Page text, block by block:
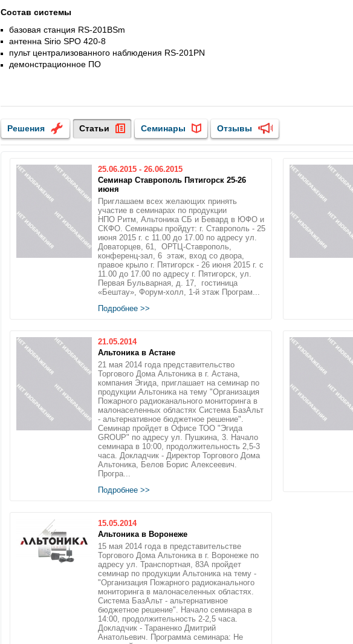
Состав системы
базовая станция RS-201BSm
антенна Sirio SPO 420-8
пульт централизованного наблюдения RS-201PN
демонстрационное ПО
Решения Статьи Семинары Отзывы
25.06.2015 - 26.06.2015
Семинар Ставрополь Пятигорск 25-26
июня
Приглашаем всех желающих принять
участие в семинарах по продукции
НПО Ритм, Альтоника СБ и Бевард в ЮФО и
СКФО. Семинары пройдут: г. Ставрополь - 25
июня 2015 г. с 11.00 до 17.00 по адресу ул.
Доваторцев, 61, ОРТЦ-Ставрополь,
конференц-зал, 6 этаж, вход со двора,
правое крыло г. Пятигорск - 26 июня 2015 г. с
11.00 до 17.00 по адресу г. Пятигорск, ул.
Первая Бульварная, д. 17, гостиница
«Бештау», Форум-холл, 1-й этаж Програм...
Подробнее >>
21.05.2014
Альтоника в Астане
21 мая 2014 года представительство
Торгового Дома Альтоника в г. Астана,
компания Эгида, приглашает на семинар по
продукции Альтоника на тему "Организация
Пожарного радиоканального мониторинга в
малонаселенных областях Система БазАльт
- альтернативное бюджетное решение".
Семинар пройдет в Офисе ТОО "Эгида
GROUP" по адресу ул. Пушкина, 3. Начало
семинара в 10:00, продолжительность 2,5-3
часа. Докладчик - Директор Торгового Дома
Альтоника, Белов Борис Алексеевич.
Програ...
Подробнее >>
15.05.2014
Альтоника в Воронеже
15 мая 2014 года в представительстве
Торгового Дома Альтоника в г. Воронеже по
адресу ул. Транспортная, 83А пройдет
семинар по продукции Альтоника на тему -
"Организация Пожарного радиоканального
мониторинга в малонаселенных областях.
Система БазАльт - альтернативное
бюджетное решение". Начало семинара в
14:00, продолжительность 2-2,5 часа.
Докладчик - Тараненко Дмитрий
Анатольевич. Программа семинара: Не